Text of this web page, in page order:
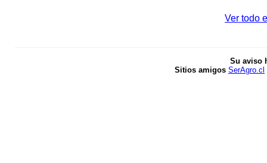
Ver todo
Su aviso
Sitios amigos SerAgro.cl